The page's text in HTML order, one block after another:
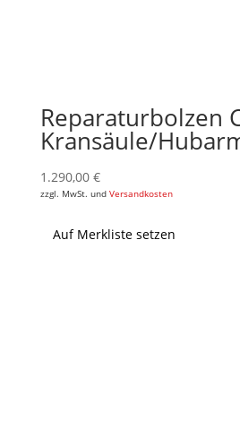
Reparaturbolzen
Kransäule/
1.290,00 €
zzgl. MwSt. und Versandkosten
Auf Merkliste setzen